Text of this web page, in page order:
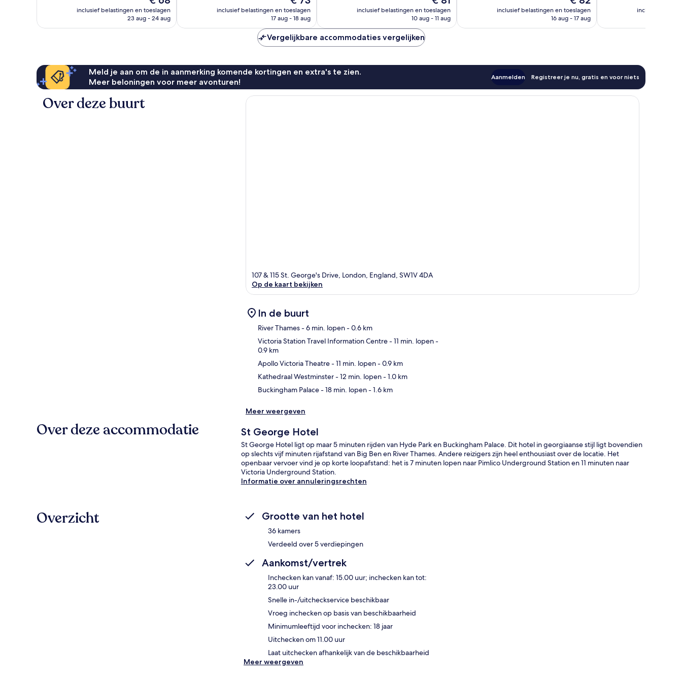
prijs
is
inclusief belastingen en toeslagen
23 aug - 24 aug
beoordelingen
prijs
is
inclusief belastingen en toeslagen
17 aug - 18 aug
prijs
is
inclusief belastingen en toeslagen
10 aug - 11 aug
beoordelingen
prijs
is
inclusief belastingen en toeslagen
16 aug - 17 aug
inclusief
Vergelijkbare accommodaties vergelijken
Meld je aan om de in aanmerking komende kortingen en extra's te zien.
Meer beloningen voor meer avonturen!
Aanmelden Registreer je nu, gratis en voor niets
Over deze buurt
107 & 115 St. George's Drive, London, England, SW1V 4DA
Op de kaart bekijken
In de buurt
River Thames- 6 min. lopen- 0.6 km
Victoria Station Travel Information Centre- 11 min. lopen-
0.9 km
Apollo Victoria Theatre- 11 min. lopen- 0.9 km
Kathedraal Westminster- 12 min. lopen- 1.0 km
Buckingham Palace- 18 min. lopen- 1.6 km
Meer weergeven
Over deze accommodatie St George Hotel
St George Hotel ligt op maar 5 minuten rijden van Hyde Park en Buckingham Palace. Dit hotel in georgiaanse stijl ligt bovendien
op slechts vijf minuten rijafstand van Big Ben en River Thames. Andere reizigers zijn heel enthousiast over de locatie. Het
openbaar vervoer vind je op korte loopafstand: het is 7 minuten lopen naar Pimlico Underground Station en 11 minuten naar
Victoria Underground Station.
Informatie over annuleringsrechten
Overzicht Grootte van het hotel
36 kamers
Verdeeld over 5 verdiepingen
Aankomst/vertrek
Inchecken kan vanaf: 15.00 uur; inchecken kan tot:
23.00 uur
Snelle in-/uitcheckservice beschikbaar
Vroeg inchecken op basis van beschikbaarheid
Minimumleeftijd voor inchecken: 18 jaar
Uitchecken om 11.00 uur
Laat uitchecken afhankelijk van de beschikbaarheid
Meer weergeven